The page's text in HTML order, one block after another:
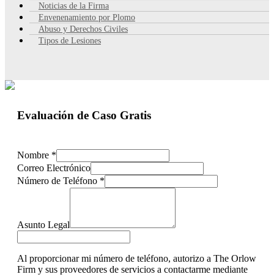
Noticias de la Firma
Envenenamiento por Plomo
Abuso y Derechos Civiles
Tipos de Lesiones
Evaluación de Caso Gratis
Nombre *
Correo Electrónico
Número de Teléfono *
Asunto Legal
Al proporcionar mi número de teléfono, autorizo a The Orlow
Firm y sus proveedores de servicios a contactarme mediante